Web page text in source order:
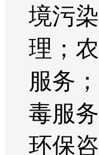
境污
理；
服务
毒服
环保